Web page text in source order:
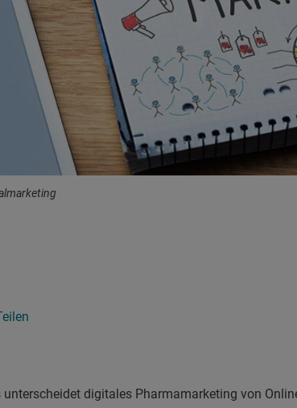
unterscheidet digitales Pharmamarketing von